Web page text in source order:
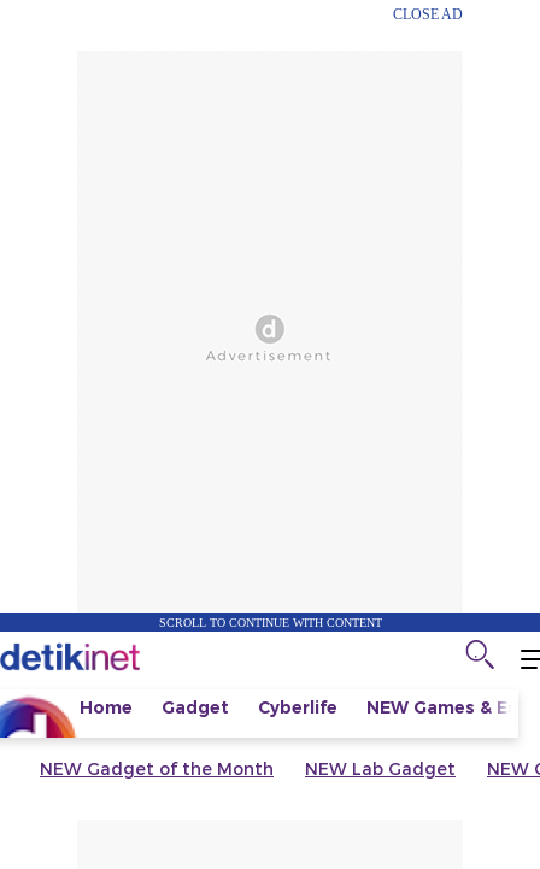
CLOSE AD
SCROLL TO CONTINUE WITH CONTENT
Home Gadget Cyberlife NEW Games &
NEW Gadget of the Month NEW Lab Gadget NEW